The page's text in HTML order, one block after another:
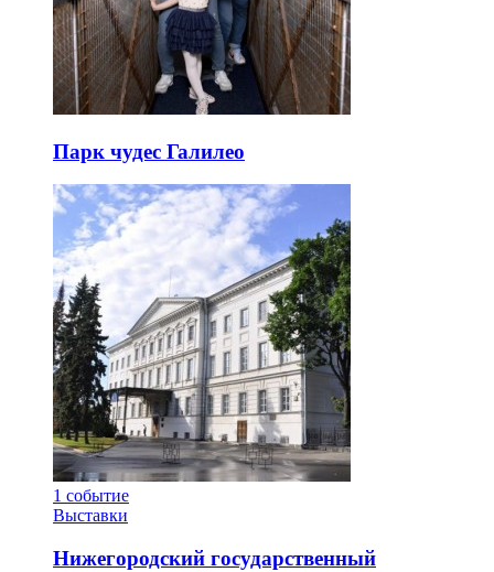
Парк чудес Галилео
1 событие
Выставки
Нижегородский государственный